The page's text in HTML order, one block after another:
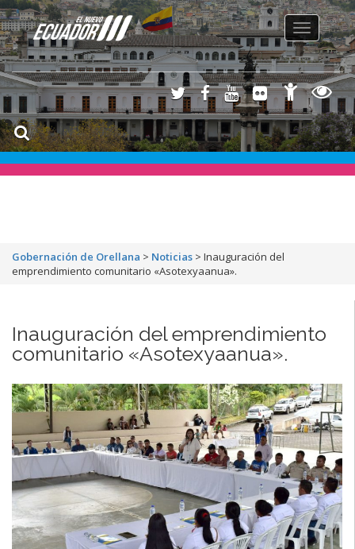
Toggle
navigation
Gobernación de Orellana > Noticias > Inauguración del
emprendimiento comunitario «Asotexyaanua».
Inauguración del emprendimiento
comunitario «Asotexyaanua».